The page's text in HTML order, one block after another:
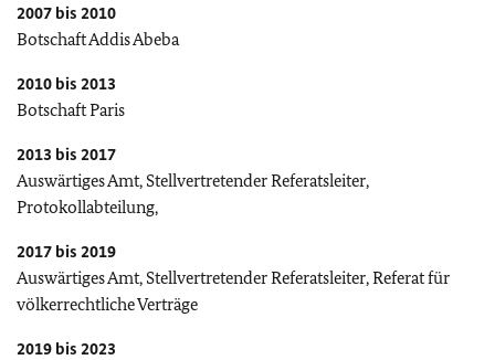
2007 bis 2010
Botschaft Addis Abeba
2010 bis 2013
Botschaft Paris
2013 bis 2017
Auswärtiges Amt, Stellvertretender Referatsleiter,
Protokollabteilung,
2017 bis 2019
Auswärtiges Amt, Stellvertretender Referatsleiter, Referat für
völkerrechtliche Verträge
2019 bis 2023